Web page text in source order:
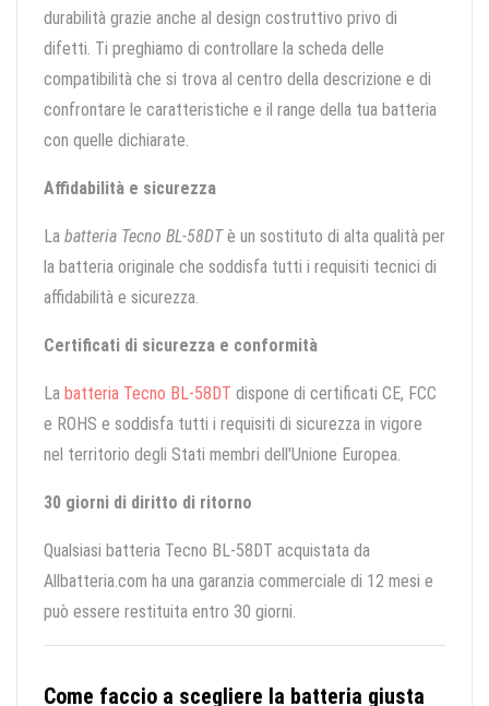
durabilità grazie anche al design costruttivo privo di
difetti. Ti preghiamo di controllare la scheda delle
compatibilità che si trova al centro della descrizione e di
confrontare le caratteristiche e il range della tua batteria
con quelle dichiarate.
Affidabilità e sicurezza
La batteria Tecno BL-58DTè un sostituto di alta qualità per
la batteria originale che soddisfa tutti i requisiti tecnici di
affidabilità e sicurezza.
Certificati di sicurezza e conformità
La batteria Tecno BL-58DT dispone di certificati CE, FCC
e ROHS e soddisfa tutti i requisiti di sicurezza in vigore
nel territorio degli Stati membri dell'Unione Europea.
30 giorni di diritto di ritorno
Qualsiasi batteria Tecno BL-58DT acquistata da
Allbatteria.com ha una garanzia commerciale di 12 mesi e
può essere restituita entro 30 giorni.
Come faccio a scegliere la batteria giusta